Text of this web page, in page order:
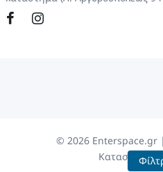
© 2026Enterspace.gr
Κατασκευή